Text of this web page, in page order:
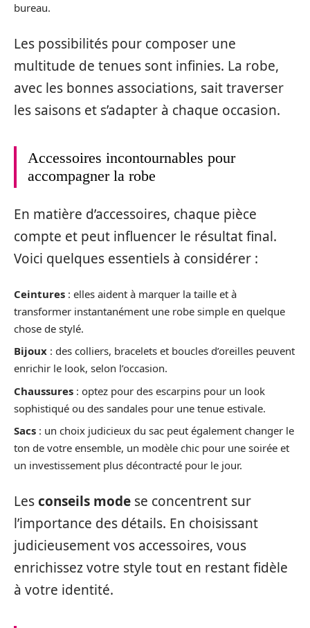
bureau.
Les possibilités pour composer une
multitude de tenues sont infinies. La robe,
avec les bonnes associations, sait traverser
les saisons et s’adapter à chaque occasion.
Accessoires incontournables pour
accompagner la robe
En matière d’accessoires, chaque pièce
compte et peut influencer le résultat final.
Voici quelques essentiels à considérer :
Ceintures : elles aident à marquer la taille et à
transformer instantanément une robe simple en quelque
chose de stylé.
Bijoux : des colliers, bracelets et boucles d’oreilles peuvent
enrichir le look, selon l’occasion.
Chaussures : optez pour des escarpins pour un look
sophistiqué ou des sandales pour une tenue estivale.
Sacs : un choix judicieux du sac peut également changer le
ton de votre ensemble, un modèle chic pour une soirée et
un investissement plus décontracté pour le jour.
Lesconseils mode se concentrent sur
l’importance des détails. En choisissant
judicieusement vos accessoires, vous
enrichissez votre style tout en restant fidèle
à votre identité.